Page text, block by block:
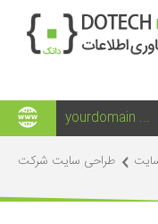
طراحی سایت شرکت